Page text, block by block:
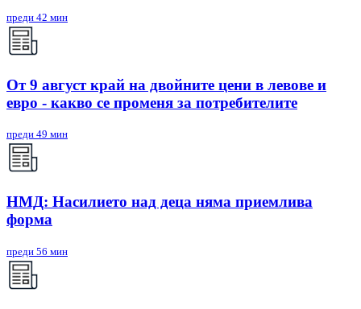
преди 42 мин
От 9 август край на двойните цени в левове и
евро - какво се променя за потребителите
преди 49 мин
НМД: Насилието над деца няма приемлива
форма
преди 56 мин